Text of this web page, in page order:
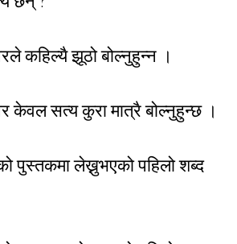
कहिल्यै झूठो बोल्नुहुन्न ।
केवल सत्य कुरा मात्रै बोल्नुहुन्छ ।
पुस्तकमा लेख्नुभएको पहिलो शब्द